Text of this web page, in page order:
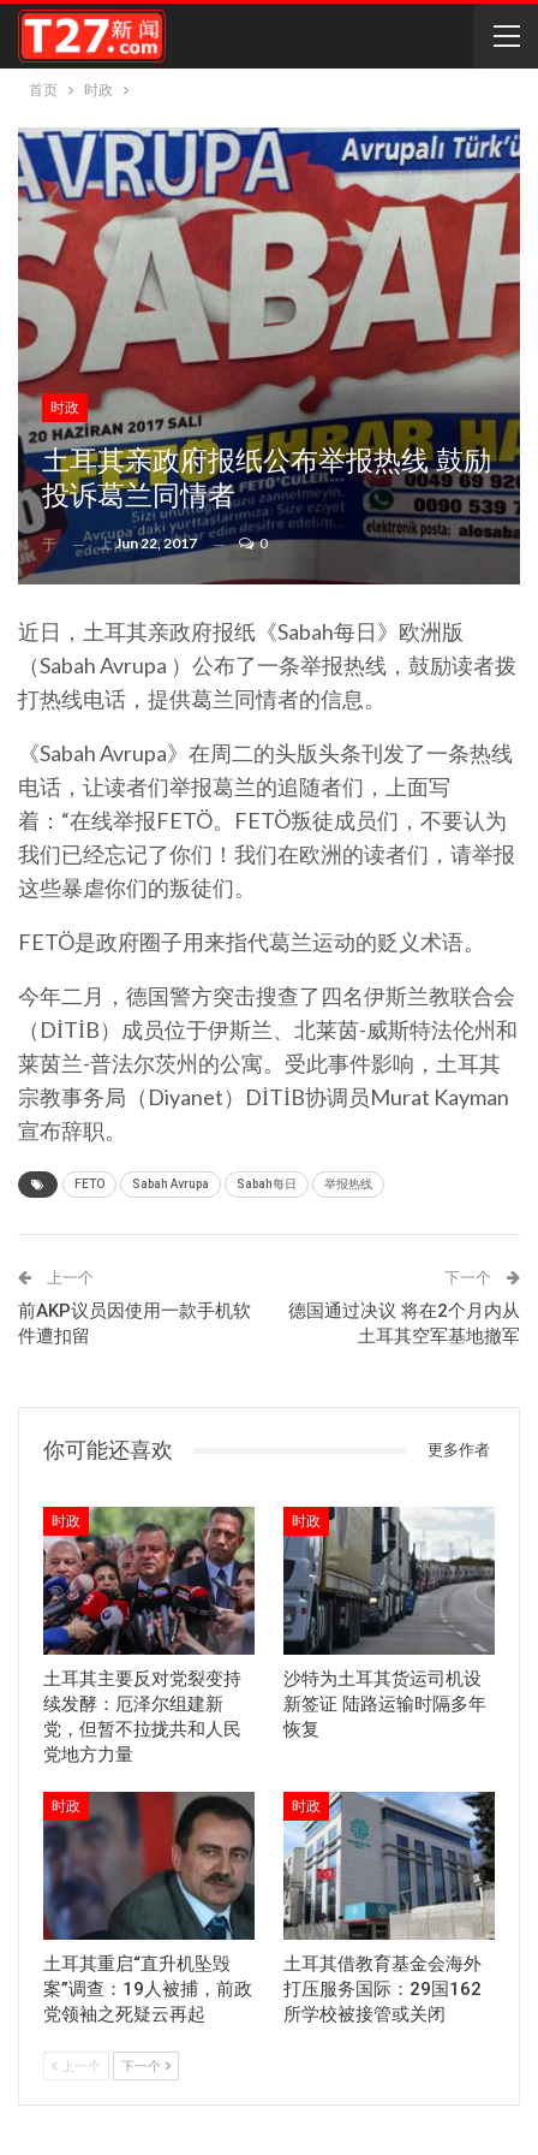
首页 时政
时政
土耳其亲政府报纸公布举报热线 鼓励
投诉葛兰同情者
于 上Jun 22, 2017 0
近日，土耳其亲政府报纸《Sabah每日》欧洲版
（Sabah Avrupa ）公布了一条举报热线，鼓励读者拨
打热线电话，提供葛兰同情者的信息。
《Sabah Avrupa》在周二的头版头条刊发了一条热线
电话，让读者们举报葛兰的追随者们，上面写
着：“在线举报FETÖ。FETÖ叛徒成员们，不要认为
我们已经忘记了你们！我们在欧洲的读者们，请举报
这些暴虐你们的叛徒们。
FETÖ是政府圈子用来指代葛兰运动的贬义术语。
今年二月，德国警方突击搜查了四名伊斯兰教联合会
（DİTİB）成员位于伊斯兰、北莱茵-威斯特法伦州和
莱茵兰-普法尔茨州的公寓。受此事件影响，土耳其
宗教事务局（Diyanet）DİTİB协调员Murat Kayman
宣布辞职。
FETO Sabah Avrupa Sabah每日 举报热线
上一个
前AKP议员因使用一款手机软
件遭扣留
下一个
德国通过决议 将在2个月内从
土耳其空军基地撤军
你可能还喜欢 更多作者
时政
土耳其主要反对党裂变持
续发酵：厄泽尔组建新
党，但暂不拉拢共和人民
党地方力量
时政
沙特为土耳其货运司机设
新签证 陆路运输时隔多年
恢复
时政
土耳其重启“直升机坠毁
案”调查：19人被捕，前政
党领袖之死疑云再起
时政
土耳其借教育基金会海外
打压服务国际：29国162
所学校被接管或关闭
上一个 下一个